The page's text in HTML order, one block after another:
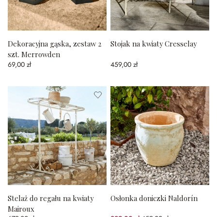
Dekoracyjna gąska, zestaw 2
szt. Merrowden
69,00 zł
Stojak na kwiaty Cresselay
459,00 zł
Stelaż do regału na kwiaty
Mairoux
Osłonka doniczki Naldorín